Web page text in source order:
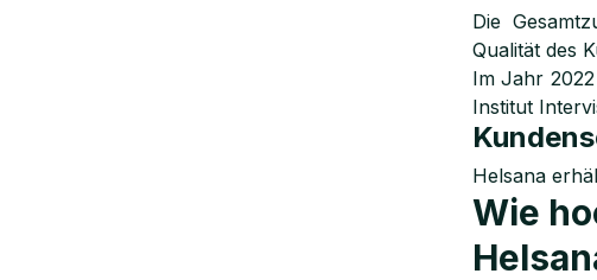
Die
Qualität des
Im Jahr
Institut
Helsana
Wie